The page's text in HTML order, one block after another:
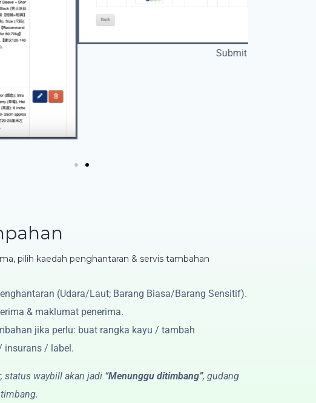
pilih kaedah penghantaran & servis tambahan
(Udara/Laut; Barang Biasa/Barang Sensitif).
& maklumat penerima.
jika perlu: buat rangka kayu / tambah
insurans / label.
status waybill akan jadi “Menunggu ditimbang”, gudang